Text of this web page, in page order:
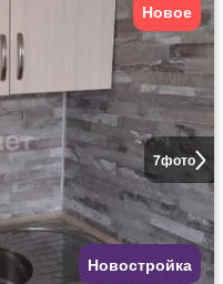
7фото
Новое
Новостройка